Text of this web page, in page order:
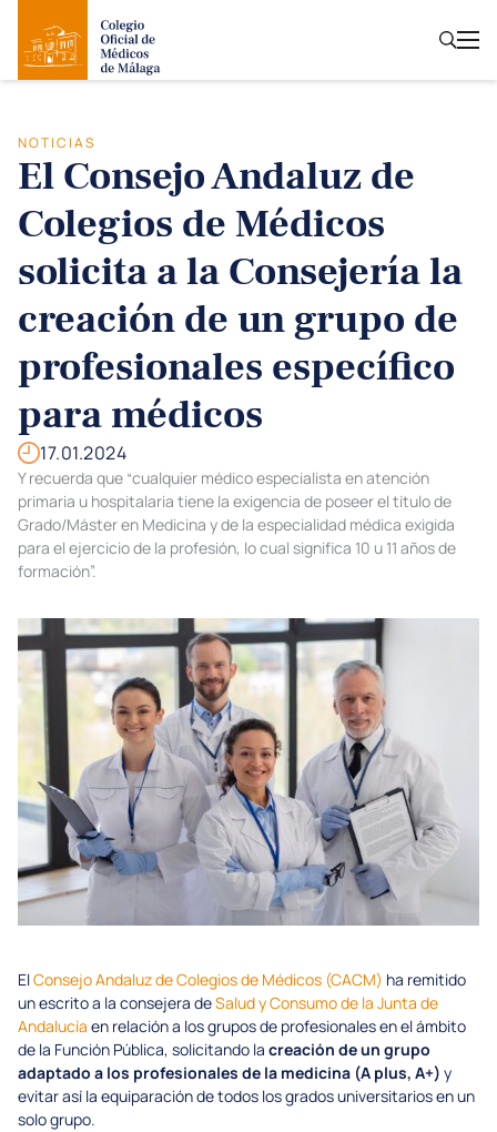
NOTICIAS
El Consejo Andaluz de
Colegios de Médicos
solicita a la Consejería la
creación de un grupo de
profesionales específico
para médicos
17.01.2024
Y recuerda que “cualquier médico especialista en atención
primaria u hospitalaria tiene la exigencia de poseer el título de
Grado/Máster en Medicina y de la especialidad médica exigida
para el ejercicio de la profesión, lo cual significa 10 u 11 años de
formación”.
ElConsejo Andaluz de Colegios de Médicos (CACM) ha remitido
un escrito a la consejera deSalud y Consumo de la Junta de
Andalucía en relación a los grupos de profesionales en el ámbito
de la Función Pública, solicitando la creación de un grupo
adaptado a los profesionales de la medicina (A plus, A+) y
evitar así la equiparación de todos los grados universitarios en un
solo grupo.